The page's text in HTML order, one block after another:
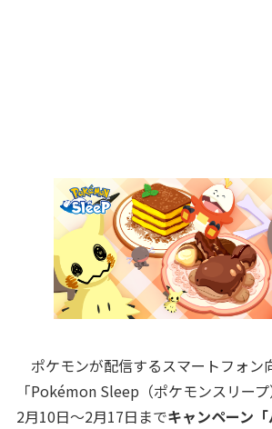
ポケモンが配信するスマートフォン
「Pokémon Sleep（ポケモンスリー
2月10日～2月17日までキャンペーン